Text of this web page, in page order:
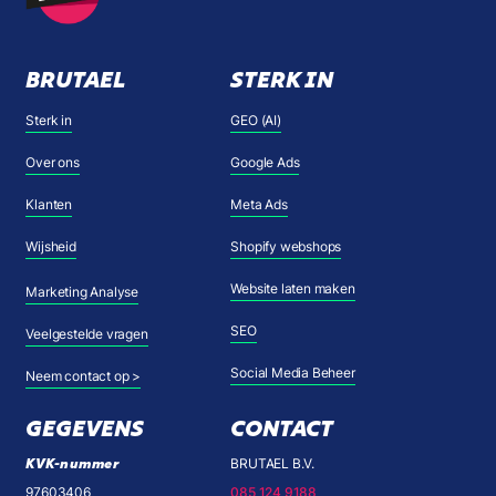
BRUTAEL
Sterk in
Over ons
Klanten
Wijsheid
Marketing Analyse
Veelgestelde vragen
Neem contact op >
STERK IN
GEO (AI)
Google Ads
Meta Ads
Shopify webshops
Website laten maken
SEO
Social Media Beheer
GEGEVENS
KVK-nummer
97603406
CONTACT
BRUTAEL B.V.
085 124 9188